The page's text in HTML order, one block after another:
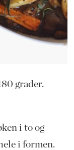
grader.
i to og
i formen.